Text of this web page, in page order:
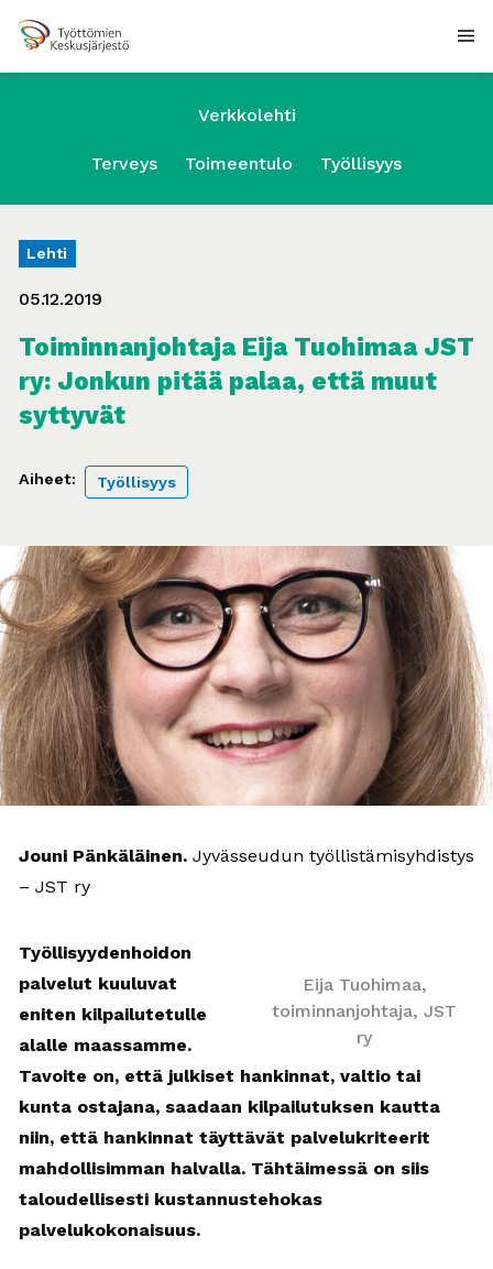
Verkkolehti
Terveys Toimeentulo Työllisyys
Lehti
05.12.2019
Toiminnanjohtaja Eija Tuohimaa JST
ry: Jonkun pitää palaa, että muut
syttyvät
Aiheet: Työllisyys
Jouni Pänkäläinen. Jyvässeudun työllistämisyhdistys
– JST ry
Eija Tuohimaa,
toiminnanjohtaja, JST
ry
Työllisyydenhoidon
palvelut kuuluvat
eniten kilpailutetulle
alalle maassamme.
Tavoite on, että julkiset hankinnat, valtio tai
kunta ostajana, saadaan kilpailutuksen kautta
niin, että hankinnat täyttävät palvelukriteerit
mahdollisimman halvalla. Tähtäimessä on siis
taloudellisesti kustannustehokas
palvelukokonaisuus.